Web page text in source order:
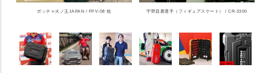
ボッチャ火ノ玉JAPAN / FPV-08 他 宇野昌磨選手（フィギュアスケート） / CR-3300